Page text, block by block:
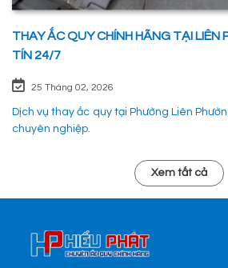
THAY ẮC QUY CHÍNH HÃNG TẠI LIÊN
TÍN 24/7
25 Tháng 02, 2026
Dịch vụ thay ắc quy tại Phường Liên
chuyên nghiệp.
Xem tất cả